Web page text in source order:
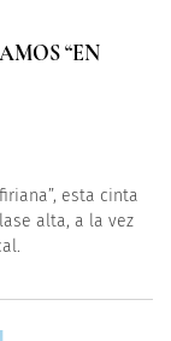
“EN
esta cinta
alta, a la vez